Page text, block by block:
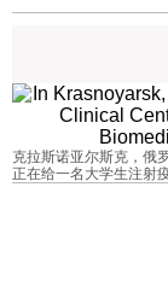
经济
克拉斯诺亚尔斯克，俄
正在给一名大学生注射